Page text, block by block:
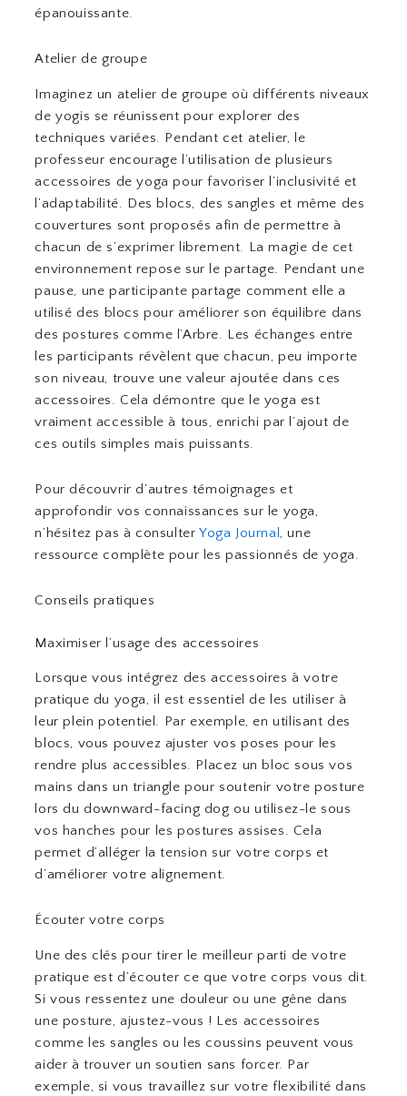
épanouissante.
Atelier de groupe
Imaginez un atelier de groupe où différents niveaux
de yogis se réunissent pour explorer des
techniques variées. Pendant cet atelier, le
professeur encourage l’utilisation de plusieurs
accessoires de yoga pour favoriser l’inclusivité et
l’adaptabilité. Des blocs, des sangles et même des
couvertures sont proposés afin de permettre à
chacun de s’exprimer librement. La magie de cet
environnement repose sur le partage. Pendant une
pause, une participante partage comment elle a
utilisé des blocs pour améliorer son équilibre dans
des postures comme l’Arbre. Les échanges entre
les participants révèlent que chacun, peu importe
son niveau, trouve une valeur ajoutée dans ces
accessoires. Cela démontre que le yoga est
vraiment accessible à tous, enrichi par l’ajout de
ces outils simples mais puissants.
Pour découvrir d’autres témoignages et
approfondir vos connaissances sur le yoga,
n’hésitez pas à consulterYoga Journal, une
ressource complète pour les passionnés de yoga.
Conseils pratiques
Maximiser l’usage des accessoires
Lorsque vous intégrez des accessoires à votre
pratique du yoga, il est essentiel de les utiliser à
leur plein potentiel. Par exemple, en utilisant des
blocs, vous pouvez ajuster vos poses pour les
rendre plus accessibles. Placez un bloc sous vos
mains dans un triangle pour soutenir votre posture
lors du downward-facing dog ou utilisez-le sous
vos hanches pour les postures assises. Cela
permet d’alléger la tension sur votre corps et
d’améliorer votre alignement.
Écouter votre corps
Une des clés pour tirer le meilleur parti de votre
pratique est d’écouter ce que votre corps vous dit.
Si vous ressentez une douleur ou une gêne dans
une posture, ajustez-vous ! Les accessoires
comme les sangles ou les coussins peuvent vous
aider à trouver un soutien sans forcer. Par
exemple, si vous travaillez sur votre flexibilité dans